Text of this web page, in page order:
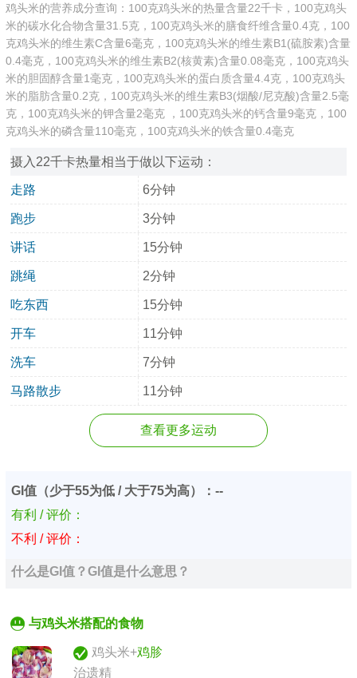
鸡头米的营养成分查询：100克鸡头米的热量含量22千卡，100克鸡头
米的碳水化合物含量31.5克，100克鸡头米的膳食纤维含量0.4克，100
克鸡头米的维生素C含量6毫克，100克鸡头米的维生素B1(硫胺素)含量
0.4毫克，100克鸡头米的维生素B2(核黄素)含量0.08毫克，100克鸡头
米的胆固醇含量1毫克，100克鸡头米的蛋白质含量4.4克，100克鸡头
米的脂肪含量0.2克，100克鸡头米的维生素B3(烟酸/尼克酸)含量2.5毫
克，100克鸡头米的钾含量2毫克 ，100克鸡头米的钙含量9毫克，100
克鸡头米的磷含量110毫克，100克鸡头米的铁含量0.4毫克
摄入22千卡热量相当于做以下运动：
走路 6分钟
跑步 3分钟
讲话 15分钟
跳绳 2分钟
吃东西 15分钟
开车 11分钟
洗车 7分钟
马路散步 11分钟
查看更多运动
GI值（少于55为低 / 大于75为高）：--
有利 / 评价：
不利 / 评价：
什么是GI值？GI值是什么意思？
与鸡头米搭配的食物
鸡头米+鸡胗
治遗精